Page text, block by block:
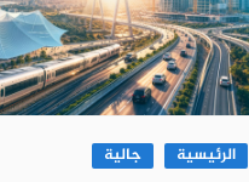
الرئيسية جالية